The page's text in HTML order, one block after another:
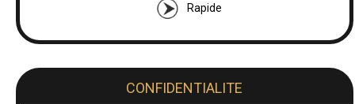
Rapide
CONFIDENTIALITE